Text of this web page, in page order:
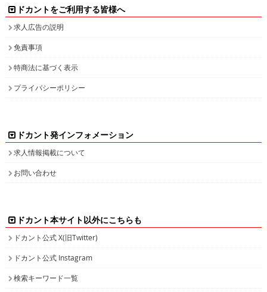
ドカントをご利用する皆様へ
求人広告の説明
免責事項
特商法に基づく表示
プライバシーポリシー
ドカント発インフォメーション
求人情報掲載について
お問い合わせ
ドカント本サイト以外にこちらも
ドカント公式 X(旧Twitter)
ドカント公式 Instagram
検索キーワード一覧